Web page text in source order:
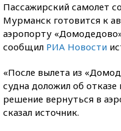
Пассажирский самолет
Мурманск готовится к
аэропорту
сообщил РИА Новости
«После вылета из
судна доложил об отказе
решение вернуться в
сказал источник.